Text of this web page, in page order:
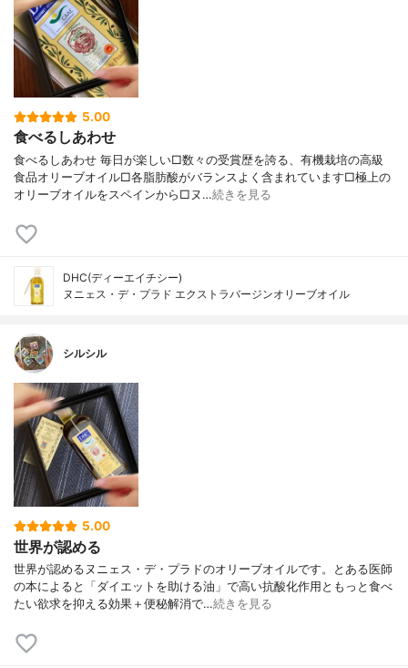
5.00
食べるしあわせ
食べるしあわせ 毎日が楽しい□数々の受賞歴を誇る、有機栽培の高級
食品オリーブオイル□各脂肪酸がバランスよく含まれています□極上の
オリーブオイルをスペインから□ヌ…続きを見る
DHC(ディーエイチシー)
ヌニェス・デ・プラド エクストラバージンオリーブオイル
シルシル
5.00
世界が認める
世界が認めるヌニェス・デ・プラドのオリーブオイルです。とある医師
の本によると「ダイエットを助ける油」で高い抗酸化作用ともっと食べ
たい欲求を抑える効果＋便秘解消で…続きを見る